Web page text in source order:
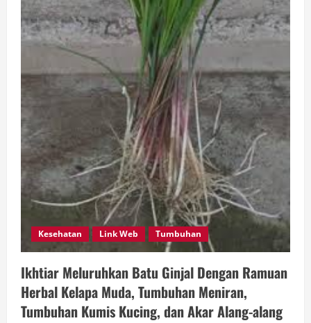
Kesehatan Link Web Tumbuhan
Ikhtiar Meluruhkan Batu Ginjal Dengan Ramuan
Herbal Kelapa Muda, Tumbuhan Meniran,
Tumbuhan Kumis Kucing, dan Akar Alang-alang